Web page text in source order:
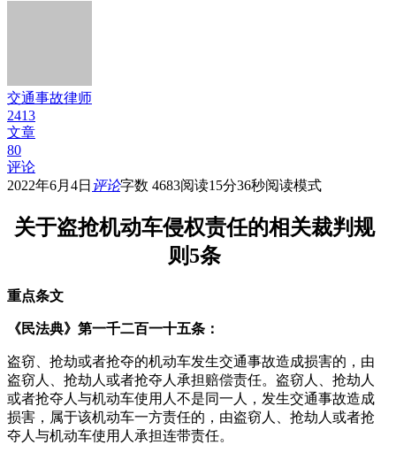
交通事故律师
2413
文章
80
评论
2022年6月4日 评论字数 4683阅读15分36秒阅读模式
关于盗抢机动车侵权责任的相关裁判规
则5条
重点条文
《民法典》第一千二百一十五条：
盗窃、抢劫或者抢夺的机动车发生交通事故造成损害的，由
盗窃人、抢劫人或者抢夺人承担赔偿责任。盗窃人、抢劫人
或者抢夺人与机动车使用人不是同一人，发生交通事故造成
损害，属于该机动车一方责任的，由盗窃人、抢劫人或者抢
夺人与机动车使用人承担连带责任。